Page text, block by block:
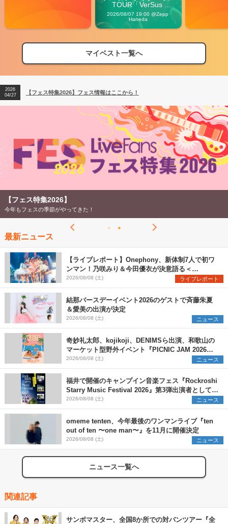
TOUR「VerSus
Carnival」
2026/08/07 19:00 @Zepp
Haneda
マイベスト一覧へ
【フェス特集2026】フェス情報はここから！
【ライブ動員ランキング】2026年上半期編発表！
2026
04/27
【フェス特集2026】フェス情報はここから！
2026
【ライブ動員ランキング】2026年上半期編発表！
【フェス特集2026】
今年もフェスの季節がやってきた！
最新ニュース
【ライブレポート】Onephony、新体制7人で初ワ
ンマン！乃咲みり＆今田優衣が決意語る＜
Onephony新体制1st Oneman Live はじまりの夏
＞
2026/08/08 (土) ライブレポート
結那バースデーイベント2026のゲストで斉藤朱夏
＆愛美の出演が決定
2026/08/08 (土) ニュース
奇妙礼太郎、kojikoji、DENIMSら出演、和歌山の
マーケット型野外イベント『PICNIC JAM 2026』
早割チケット発売開始
2026/08/08 (土) ニュース
福井で開催のキャンプイン音楽フェス『Rockroshi
Starry Music Festival 2026』第3弾出演者として
SCOOBIE DO、かりゆし58、Reiを発表
2026/08/08 (土) ニュース
omeme tenten、今年最後のワンマンライブ『ten
out of ten 〜one man〜』を11月に開催決定
2026/08/08 (土) ニュース
ニュース一覧へ
関連記事
サンボマスター、全国8か所での対バンツアー『全